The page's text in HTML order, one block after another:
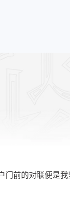
门前的对联便是